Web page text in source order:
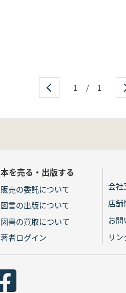
1 / 1
本を売る・出版する
販売の委託について
図書の出版について
図書の買取について
著者ログイン
会社
店舗
お問
リン